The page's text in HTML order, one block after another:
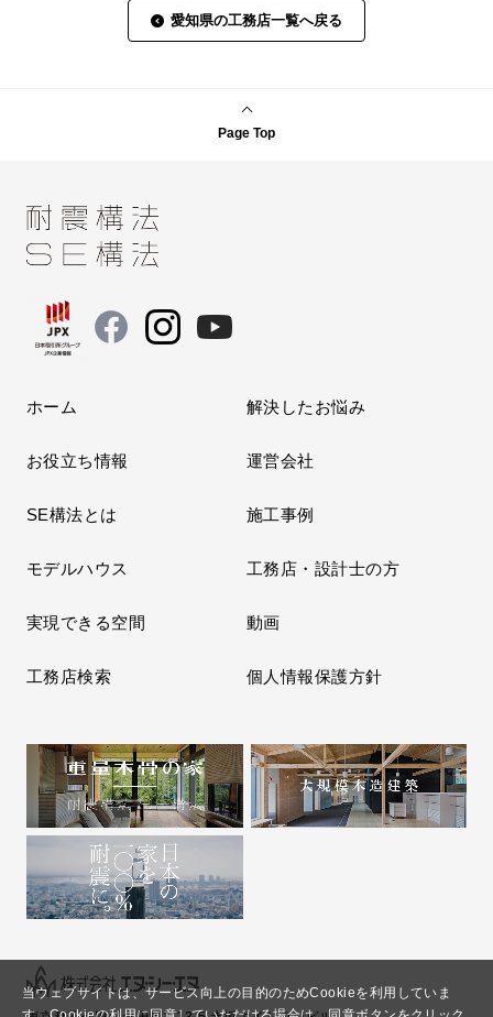
当ウェブサイトは、サービス向上の目的のためCookieを利用していま
愛知県の工務店一覧へ戻る
Page Top
ホーム 解決したお悩み
お役立ち情報 運営会社
SE構法とは 施工事例
モデルハウス 工務店・設計士の方
実現できる空間 動画
工務店検索 個人情報保護方針